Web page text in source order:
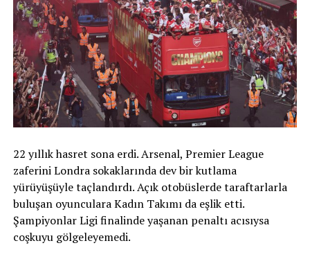
22 yıllık hasret sona erdi. Arsenal, Premier League
zaferini Londra sokaklarında dev bir kutlama
yürüyüşüyle taçlandırdı. Açık otobüslerde taraftarlarla
buluşan oyunculara Kadın Takımı da eşlik etti.
Şampiyonlar Ligi finalinde yaşanan penaltı acısıysa
coşkuyu gölgeleyemedi.